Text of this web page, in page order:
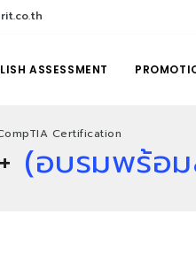
ASSESSMENT
Certification
(อบรมพร้อ